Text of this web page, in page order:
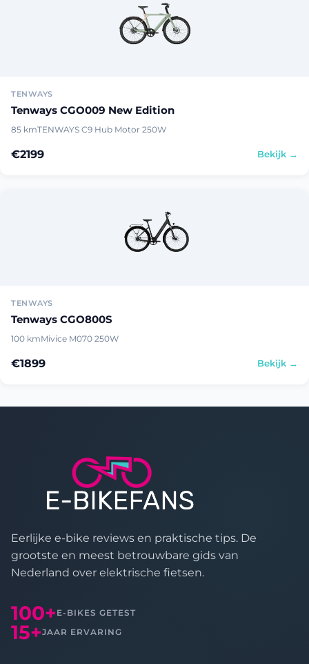
TENWAYS
Tenways CGO009 New Edition
85 kmTENWAYS C9 Hub Motor 250W
€2199 Bekijk →
TENWAYS
Tenways CGO800S
100 kmMivice M070 250W
€1899 Bekijk →
Eerlijke e-bike reviews en praktische tips. De
grootste en meest betrouwbare gids van
Nederland over elektrische fietsen.
100+ E-BIKES GETEST
15+JAAR ERVARING